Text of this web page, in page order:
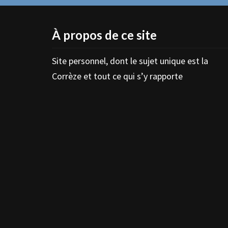
À propos de ce site
Site personnel, dont le sujet unique est la
Corrèze et tout ce qui s’y rapporte